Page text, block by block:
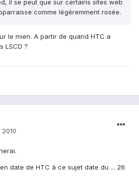
il se peut que sur certains sites web
comme légéremment rosée.
le mien. A partir de quand HTC a
LSCD ?
date de HTC à ce sujet date du ... 26